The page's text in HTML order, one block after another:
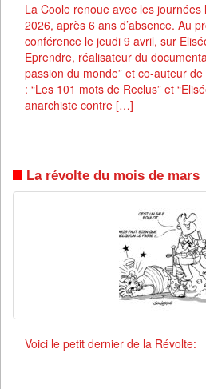
La Coole renoue avec les
2026, après 6 ans d’absence. Au
conférence le jeudi 9 avril, sur
Eprendre, réalisateur du
passion du monde” et co-auteur
: “Les 101 mots de Reclus” et
anarchiste contre […]
La révolte du mois de mars
Voici le petit dernier de la Révolte: